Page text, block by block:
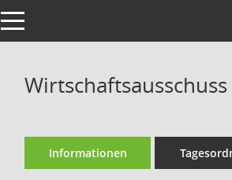
Toggle navigation
Informationen